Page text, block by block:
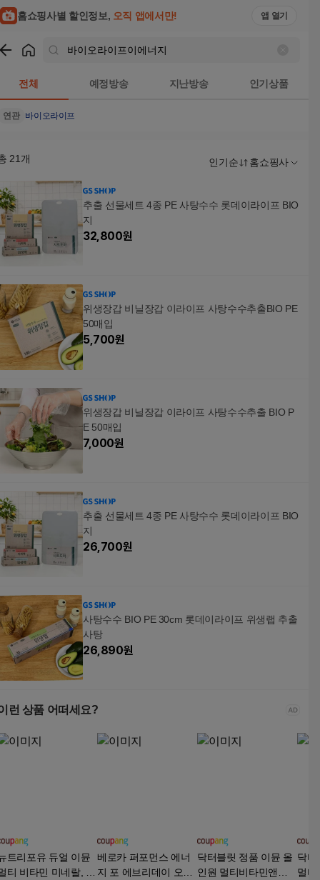
홈쇼핑사별 할인정보, 오직 앱에서만! 앱 열기
전체 예정방송 지난방송 인기상품
연관 바이오라이프
21 개 인기순 홈쇼핑사
추출 선물세트 4종 PE 사탕수수 롯데이라이프 BIO
지
32,800원
위생장갑 비닐장갑 이라이프 사탕수수추출BIO PE
50매입
5,700원
위생장갑 비닐장갑 이라이프 사탕수수추출 BIO P
E 50매입
7,000원
추출 선물세트 4종 PE 사탕수수 롯데이라이프 BIO
지
26,700원
사탕수수 BIO PE 30cm 롯데이라이프 위생랩 추출
사탕
26,890원
런 상품 어떠세요?
트리포유 듀얼 이뮨
티 비타민 미네랄, 30
베로카 퍼포먼스 에너
지 포 에브리데이 오렌
닥터블릿 정품 이뮨 올
인원 멀티비타민앤미
닥터
멀티